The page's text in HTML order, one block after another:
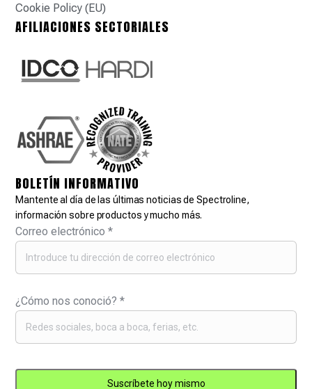
Cookie Policy (EU)
AFILIACIONES SECTORIALES
BOLETÍN INFORMATIVO
Mantente al día de las últimas noticias de Spectroline,
información sobre productos y mucho más.
Correo electrónico*
¿Cómo nos conoció?*